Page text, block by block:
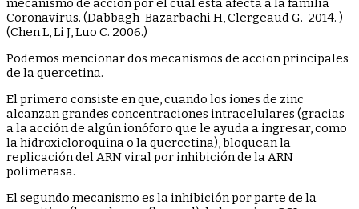
mecanismo de acción por el cual ésta afecta a la familia
Coronavirus. (Dabbagh-Bazarbachi H, Clergeaud G. 2014. )
(Chen L, Li J, Luo C. 2006.)
Podemos mencionar dos mecanismos de accion principales
de la quercetina.
El primero consiste en que, cuando los iones de zinc
alcanzan grandes concentraciones intracelulares (gracias
a la acción de algún ionóforo que le ayuda a ingresar, como
la hidroxicloroquina o la quercetina), bloquean la
replicación del ARN viral por inhibición de la ARN
polimerasa.
El segundo mecanismo es la inhibición por parte de la